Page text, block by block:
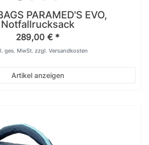
PARAMED'S EVO,
Notfallrucksack
289,00 € *
Artikel anzeigen
ges. MwSt. zzgl. Versandkosten